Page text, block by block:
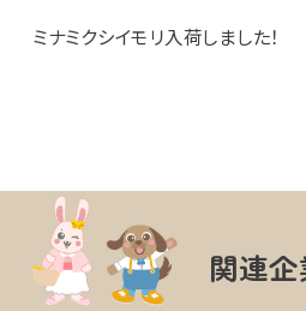
ミナミクシイモリ入荷しました！
関連企